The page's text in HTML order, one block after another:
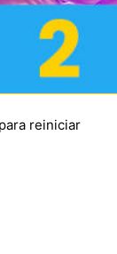
reiniciar